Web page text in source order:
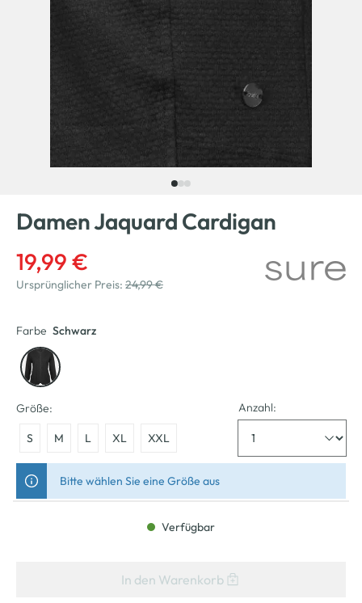
Damen Jaquard Cardigan
19,99 €
Ursprünglicher Preis: 24,99 €
Farbe Schwarz
Größe:
S M L XL XXL
Anzahl:
Bitte wählen Sie eine Größe aus
Verfügbar
In den Warenkorb